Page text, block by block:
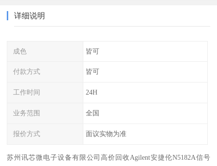
详细说明
成色 皆可
付款方式 皆可
工作时间 24H
业务范围 全国
报价方式 面议实物为准
苏州讯芯微电子设备有限公司高价回收Agilent安捷伦N5182A信号